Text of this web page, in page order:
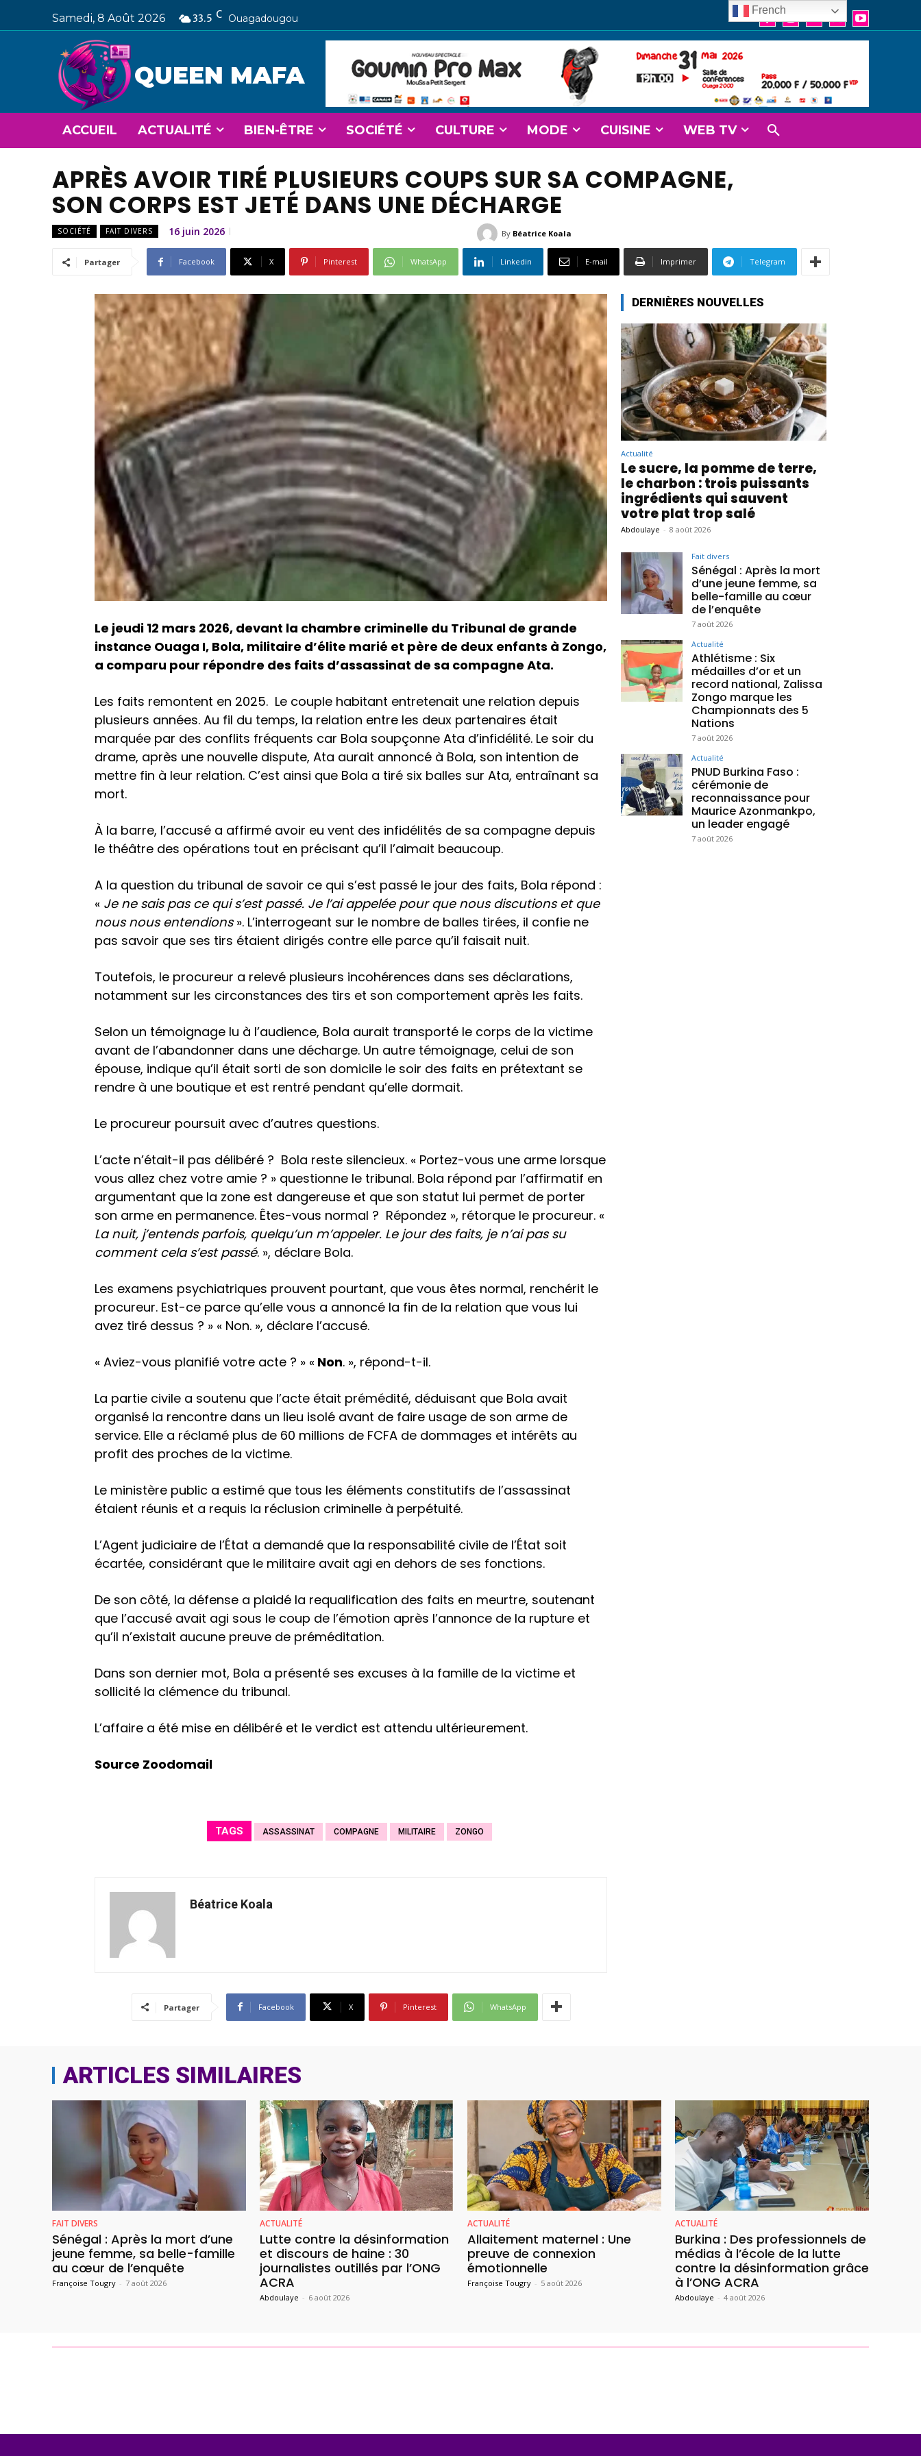
Samedi, 8 Août 2026 33.5 C Ouagadougou
QUEEN MAFA
ACCUEIL ACTUALITÉ BIEN-ÊTRE SOCIÉTÉ CULTURE MODE CUISINE WEB TV
APRÈS AVOIR TIRÉ PLUSIEURS COUPS SUR SA COMPAGNE,
SON CORPS EST JETÉ DANS UNE DÉCHARGE
SOCIÉTÉ FAIT DIVERS 16 juin 2026 By Béatrice Koala
Partager Facebook X Pinterest WhatsApp Linkedin E-mail Imprimer Telegram
Le jeudi 12 mars 2026, devant la chambre criminelle du Tribunal de grande
instance Ouaga I, Bola, militaire d’élite marié et père de deux enfants à Zongo,
a comparu pour répondre des faits d’assassinat de sa compagne Ata.
Les faits remontent en 2025. Le couple habitant entretenait une relation depuis
plusieurs années. Au fil du temps, la relation entre les deux partenaires était
marquée par des conflits fréquents car Bola soupçonne Ata d’infidélité. Le soir du
drame, après une nouvelle dispute, Ata aurait annoncé à Bola, son intention de
mettre fin à leur relation. C’est ainsi que Bola a tiré six balles sur Ata, entraînant sa
mort.
À la barre, l’accusé a affirmé avoir eu vent des infidélités de sa compagne depuis
le théâtre des opérations tout en précisant qu’il l’aimait beaucoup.
A la question du tribunal de savoir ce qui s’est passé le jour des faits, Bola répond :
« Je ne sais pas ce qui s’est passé. Je l’ai appelée pour que nous discutions et que
nous nous entendions». L’interrogeant sur le nombre de balles tirées, il confie ne
pas savoir que ses tirs étaient dirigés contre elle parce qu’il faisait nuit.
Toutefois, le procureur a relevé plusieurs incohérences dans ses déclarations,
notamment sur les circonstances des tirs et son comportement après les faits.
Selon un témoignage lu à l’audience, Bola aurait transporté le corps de la victime
avant de l’abandonner dans une décharge. Un autre témoignage, celui de son
épouse, indique qu’il était sorti de son domicile le soir des faits en prétextant se
rendre à une boutique et est rentré pendant qu’elle dormait.
Le procureur poursuit avec d’autres questions.
L’acte n’était-il pas délibéré ? Bola reste silencieux. « Portez-vous une arme lorsque
vous allez chez votre amie ? » questionne le tribunal. Bola répond par l’affirmatif en
argumentant que la zone est dangereuse et que son statut lui permet de porter
son arme en permanence. Êtes-vous normal ? Répondez », rétorque le procureur. «
La nuit, j’entends parfois, quelqu’un m’appeler. Le jour des faits, je n’ai pas su
comment cela s’est passé. », déclare Bola.
Les examens psychiatriques prouvent pourtant, que vous êtes normal, renchérit le
procureur. Est-ce parce qu’elle vous a annoncé la fin de la relation que vous lui
avez tiré dessus ? » « Non. », déclare l’accusé.
« Aviez-vous planifié votre acte ? » « Non. », répond-t-il.
La partie civile a soutenu que l’acte était prémédité, déduisant que Bola avait
organisé la rencontre dans un lieu isolé avant de faire usage de son arme de
service. Elle a réclamé plus de 60 millions de FCFA de dommages et intérêts au
profit des proches de la victime.
Le ministère public a estimé que tous les éléments constitutifs de l’assassinat
étaient réunis et a requis la réclusion criminelle à perpétuité.
L’Agent judiciaire de l’État a demandé que la responsabilité civile de l’État soit
écartée, considérant que le militaire avait agi en dehors de ses fonctions.
De son côté, la défense a plaidé la requalification des faits en meurtre, soutenant
que l’accusé avait agi sous le coup de l’émotion après l’annonce de la rupture et
qu’il n’existait aucune preuve de préméditation.
Dans son dernier mot, Bola a présenté ses excuses à la famille de la victime et
sollicité la clémence du tribunal.
L’affaire a été mise en délibéré et le verdict est attendu ultérieurement.
Source Zoodomail
TAGS ASSASSINAT COMPAGNE MILITAIRE ZONGO
Béatrice Koala
Partager Facebook X Pinterest WhatsApp
DERNIÈRES NOUVELLES
Actualité
Le sucre, la pomme de terre,
le charbon : trois puissants
ingrédients qui sauvent
votre plat trop salé
Abdoulaye - 8 août 2026
Fait divers
Sénégal : Après la mort
d’une jeune femme, sa
belle-famille au cœur
de l’enquête
7 août 2026
Actualité
Athlétisme : Six
médailles d’or et un
record national, Zalissa
Zongo marque les
Championnats des 5
Nations
7 août 2026
Actualité
PNUD Burkina Faso :
cérémonie de
reconnaissance pour
Maurice Azonmankpo,
un leader engagé
7 août 2026
ARTICLES SIMILAIRES
FAIT DIVERS
Sénégal : Après la mort d’une
jeune femme, sa belle-famille
au cœur de l’enquête
Françoise Tougry - 7 août 2026
ACTUALITÉ
Lutte contre la désinformation
et discours de haine : 30
journalistes outillés par l’ONG
ACRA
Abdoulaye - 6 août 2026
ACTUALITÉ
Allaitement maternel : Une
preuve de connexion
émotionnelle
Françoise Tougry - 5 août 2026
ACTUALITÉ
Burkina : Des professionnels de
médias à l’école de la lutte
contre la désinformation grâce
à l’ONG ACRA
Abdoulaye - 4 août 2026
French